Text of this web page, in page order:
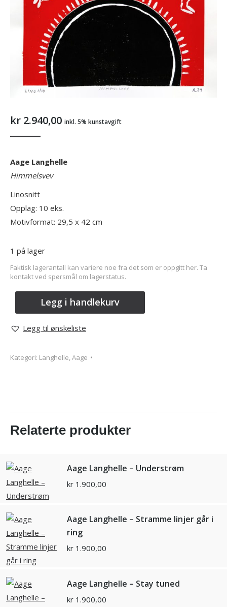
kr 2.940,00 inkl. 5% kunstavgift
Aage Langhelle
Himmelsvev
Linosnitt
Opplag: 10 eks.
Motivformat: 29,5 x 42 cm
1 på lager
Faktisk lagerantall kan variere noe fra det som er oppgitt her. Ta
kontakt ved spørsmål om lagerstatus.
Legg i handlekurv
Legg til ønskeliste
Kategori: Langhelle, Aage
Relaterte produkter
Aage Langhelle – Understrøm
kr 1.900,00
Aage Langhelle – Stramme linjer går i
ring
kr 1.900,00
Aage Langhelle – Stay tuned
kr 1.900,00